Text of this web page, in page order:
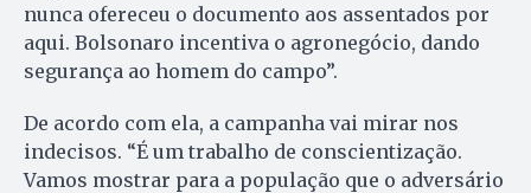
nunca ofereceu o documento aos assentados por
aqui. Bolsonaro incentiva o agronegócio, dando
segurança ao homem do campo”.
De acordo com ela, a campanha vai mirar nos
indecisos. “É um trabalho de conscientização.
Vamos mostrar para a população que o adversário